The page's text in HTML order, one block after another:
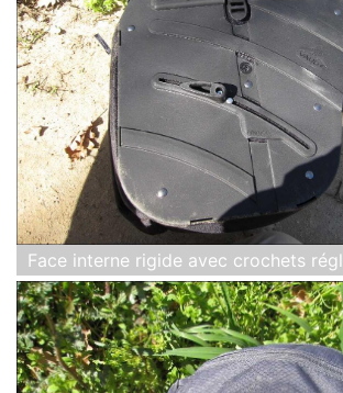
Face interne rigide avec crochets